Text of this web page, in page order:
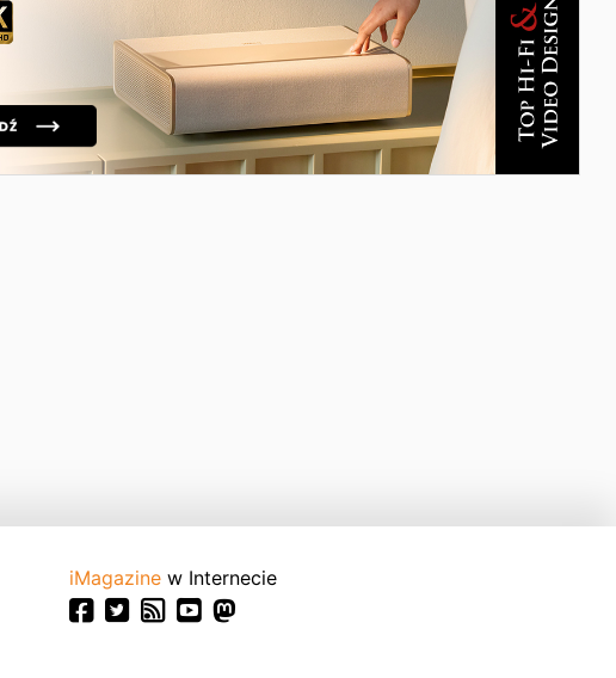
iMagazine w Internecie